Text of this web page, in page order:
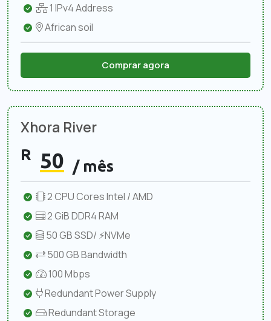
1 IPv4 Address
African soil
Comprar agora
Xhora River
R 50 / mês
2 CPU Cores Intel / AMD
2 GiB DDR4 RAM
50 GB SSD/ ⚡NVMe
500 GB Bandwidth
100 Mbps
Redundant Power Supply
Redundant Storage